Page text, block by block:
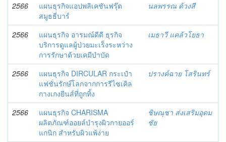
2566
แผนธุรกิจแอปพลิเคชันฟรุ๊ต
สมูธธี่บาร์
นลพรรณ ด้วงสี
2566
แผนธุรกิจ อารมณ์ดีดี ธุรกิจ
บริการดูแลผู้ป่วยมะเร็งระหว่าง
การรักษาด้วยเคมีบำบัด
เมธาวี แคล้วโยธา
2566
แผนธุรกิจ DIRCULAR กระเป๋า
แฟชั่นรักษ์โลกจากการรีไซเคิล
กางเกงยีนส์ที่ถูกทิ้ง
ปรางค์ฉาย โสรินทร์
2566
แผนธุรกิจ CHARISMA
ผลิตภัณฑ์ออยล์บำรุงผิวกายออร์
แกนิก สำหรับผิวแพ้ง่าย
ชิษณุชา ส่งเสริมอุดม
ชัย